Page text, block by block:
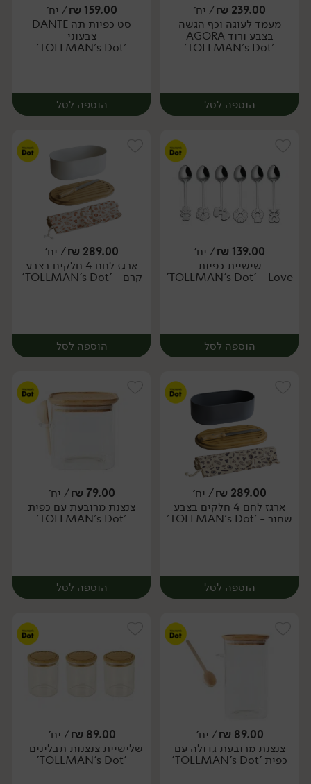
יח׳ יח׳
239.00
₪/ יח׳
מעמד לעוגה וכף הגשה
בצבע ורוד AGORA
'TOLLMAN's Dot'
הוספה לסל
יח׳
159.00
₪/ יח׳
סט כפיות תה DANTE
צבעוני
'TOLLMAN's Dot'
הוספה לסל
יח׳
139.00
₪/ יח׳
שישיית כפיות
TOLLMAN's Dot' - Love'
הוספה לסל
יח׳
289.00
₪/ יח׳
ארגז לחם 4 חלקים בצבע
קרם - 'TOLLMAN's Dot'
הוספה לסל
יח׳
289.00
₪/ יח׳
ארגז לחם 4 חלקים בצבע
שחור - 'TOLLMAN's Dot'
הוספה לסל
יח׳
79.00
₪/ יח׳
צנצנת מרובעת עם כפית
'TOLLMAN's Dot'
הוספה לסל
יח׳
89.00
₪/ יח׳
צנצנת מרובעת גדולה עם
כפית 'TOLLMAN's Dot'
89.00
₪/ יח׳
שלישיית צנצנות תבלינים -
'TOLLMAN's Dot'